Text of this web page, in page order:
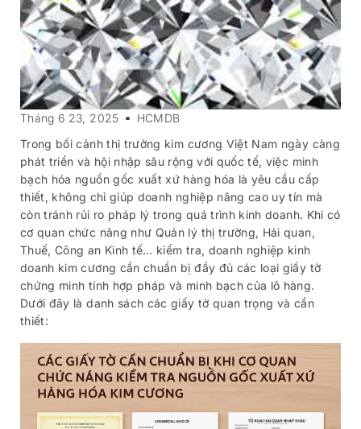
Tháng 6 23, 2025
HCMDB
Trong bối cảnh thị trường kim cương Việt Nam ngày càng
phát triển và hội nhập sâu rộng với quốc tế, việc minh
bạch hóa nguồn gốc xuất xứ hàng hóa là yêu cầu cấp
thiết, không chỉ giúp doanh nghiệp nâng cao uy tín mà
còn tránh rủi ro pháp lý trong quá trình kinh doanh. Khi có
cơ quan chức năng như Quản lý thị trường, Hải quan,
Thuế, Công an Kinh tế… kiểm tra, doanh nghiệp kinh
doanh kim cương cần chuẩn bị đầy đủ các loại giấy tờ
chứng minh tính hợp pháp và minh bạch của lô hàng.
Dưới đây là danh sách các giấy tờ quan trọng và cần
thiết: